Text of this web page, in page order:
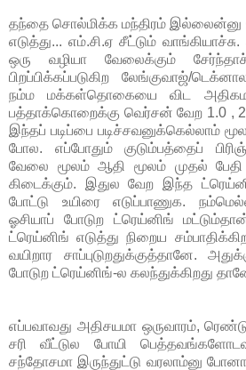
தந்தை சொல்மிக்க மந்திரம் இல்லைன்னு
எடுத்து... எம்.சி.ஏ சீட்டும் வாங்கியாச்சு.
ஒரு வழியா வேலைக்கும்
பிறப்பிக்கப்படுகிற லேங்குவாஜ்/
நம்ம மக்கள்தொகையை விட
பத்தாக்கொறைக்கு வெர்சன் வேற 1.0 ,
இந்தப் படிப்பை படிச்சவனுக்கெல்லாம்
போல. எப்போதும் குடும்பத்தைப்
வேலை மூலம் ஆதி மூலம் முதல்
கிடைக்கும். இதுல வேற இந்த
போட்டு உயிரை எடுப்பாணுக.
ஓசியாப் போடுற ட்ரெய்னிங்
ட்ரெய்னிங் எடுத்து நிறைய
வயிறார சாப்புடுறதுக்குத்தானே.
போடுற ட்ரெய்னிங்-ல கலந்துக்கிறது
எப்பவாவது அதிசயமா ஒருவாரம்,
சரி வீட்டுல போயி
சந்தோசமா இருந்துட்டு வரலாம்னு